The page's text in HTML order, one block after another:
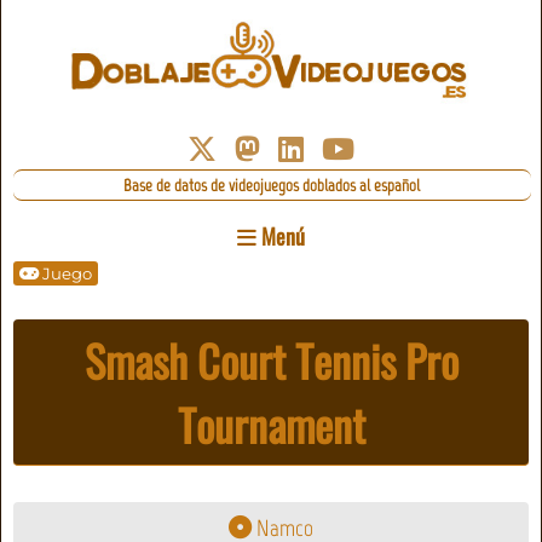
Base de datos de videojuegos doblados al español
Menú
Juego
Smash Court Tennis Pro
Tournament
Namco